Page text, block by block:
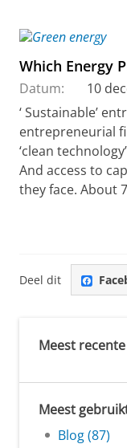
Which Energy
Datum:
10
‘ Sustainable’
entrepreneurial
‘clean
And access to
they face. About
Deel dit
Meest
Meest
Blog (87)